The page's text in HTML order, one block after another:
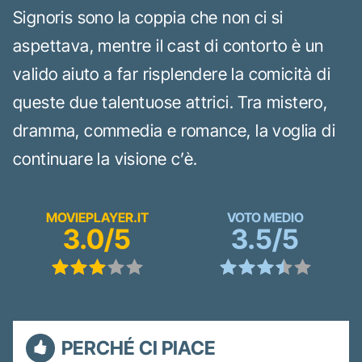
Signoris sono la coppia che non ci si
aspettava, mentre il cast di contorto è un
valido aiuto a far risplendere la comicità di
queste due talentuose attrici. Tra mistero,
dramma, commedia e romance, la voglia di
continuare la visione c’è.
MOVIEPLAYER.IT
3.0/5
VOTO MEDIO
3.5/5
PERCHÉ CI PIACE